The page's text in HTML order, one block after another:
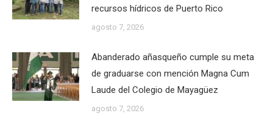
recursos hídricos de Puerto Rico
agosto 7, 2026
Abanderado añasqueño cumple su meta
de graduarse con mención Magna Cum
Laude del Colegio de Mayagüez
agosto 7, 2026